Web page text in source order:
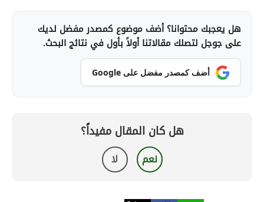
هل يعجبك محتوانا؟ أضف موضوع كمصدر مفضل لديك
على جوجل لتصلك مقالاتنا أولاً بأول في نتائج البحث.
أضف كمصدر مفضل على Google
هل كان المقال مفيداً؟
نعم لا